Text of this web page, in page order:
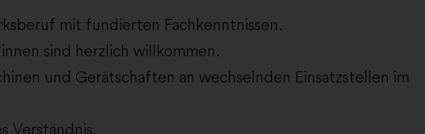
mit fundierten Fachkenntnissen.
sind herzlich willkommen.
und Gerätschaften an wechselnden Einsatzstellen im
Verständnis.